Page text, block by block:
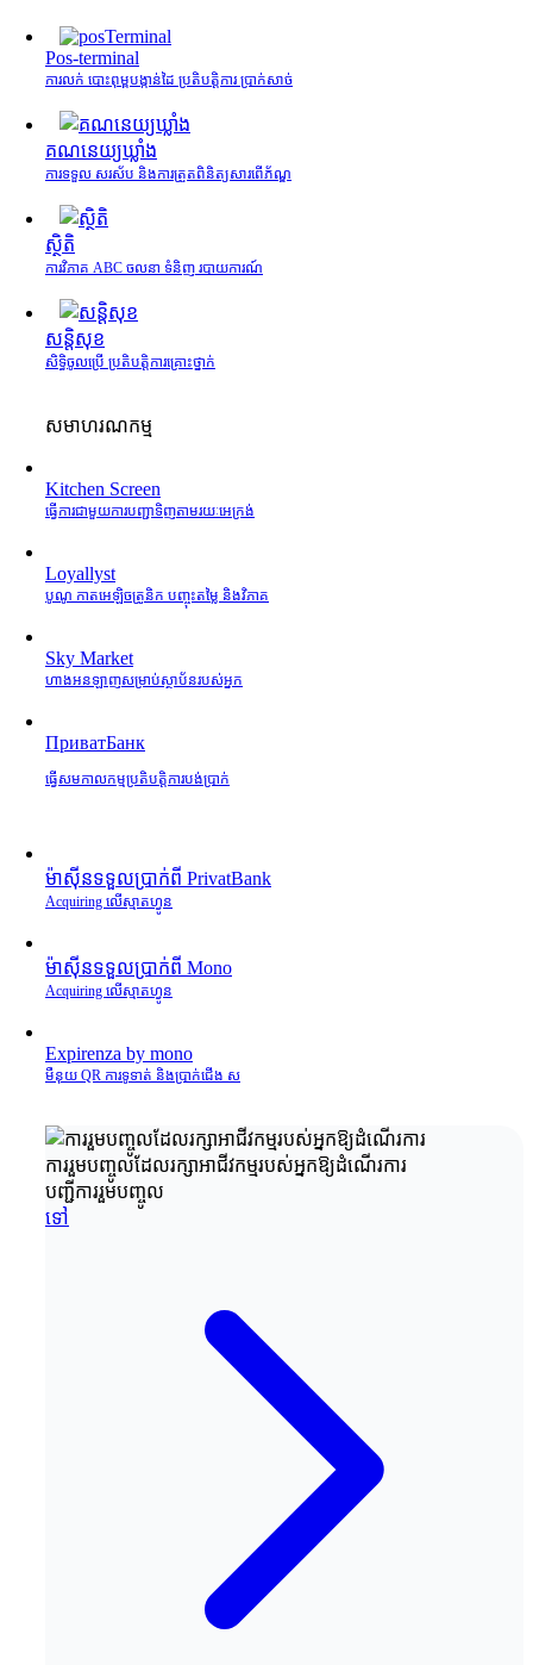
Pos-terminal
ការលក់ បោះពុម្ពបង្កាន់ដៃ ប្រតិបត្តិការ ប្រាក់សាច់
គណនេយ្យឃ្លាំង
ការទទួល សរស័ប និងការត្រួតពិនិត្យសារពើភ័ណ្ឌ
ស្ថិតិ
ការវិភាគ ABC ចលនា ទំនិញ របាយការណ៍
សន្តិសុខ
សិទ្ធិចូលប្រើ ប្រតិបត្តិការគ្រោះថ្នាក់
សមាហរណកម្ម
Kitchen Screen
ធ្វើការជាមួយការបញ្ជាទិញតាមរយៈអេក្រង់
Loyallyst
បូណូ កាតអេឡិចត្រូនិក បញ្ចុះតម្លៃ និងវិភាគ
Sky Market
ហាងអនឡាញសម្រាប់ស្ថាប័នរបស់អ្នក
ПриватБанк
ធ្វើសមកាលកម្មប្រតិបត្តិការបង់ប្រាក់
ម៉ាស៊ីនទទួលប្រាក់ពី PrivatBank
Acquiring លើស្មាតហ្វូន
ម៉ាស៊ីនទទួលប្រាក់ពី Mono
Acquiring លើស្មាតហ្វូន
Expirenza by mono
មឺនុយ QR ការទូទាត់ និងប្រាក់ជើង ស
ការរួមបញ្ចូលដែលរក្សាអាជីវកម្មរបស់អ្នកឱ្យដំណើរការ
បញ្ជីការរួមបញ្ចូល
ទៅ